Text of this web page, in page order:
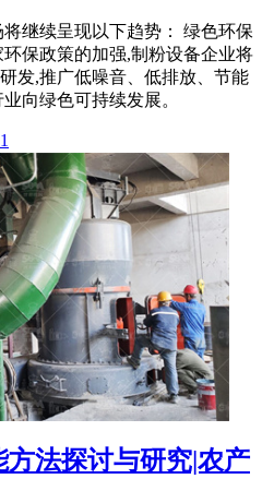
继续呈现以下趋势： 绿色环保
保政策的加强,制粉设备企业将
发,推广低噪音、低排放、节能
向绿色可持续发展。
法探讨与研究|农产